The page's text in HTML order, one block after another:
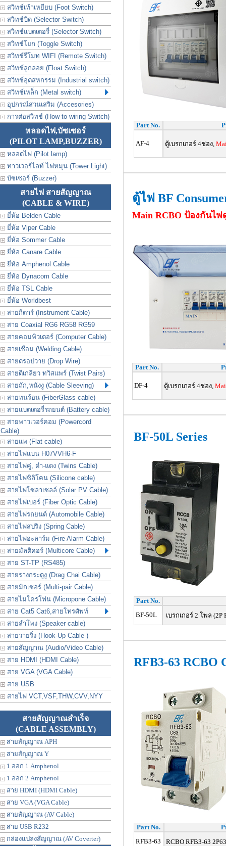
สวิทช์เท้าเหยียบ (Foot Switch)
สวิทช์บิด (Selector Switch)
สวิทช์แบตเตอรี่ (Selector Switch)
สวิทช์โยก (Toggle Switch)
สวิทช์รีโมท WIFI (Remote Switch)
สวิทช์ลูกลอย (Float Switch)
สวิทช์อุตสหกรรม (Industrial switch)
สวิทช์เหล็ก (Metal switch)
อุปกรณ์ส่วนเสริม (Accesories)
การต่อสวิทช์ (How to wiring Switch)
หลอดไฟ,บัซเซอร์
(PILOT LAMP,BUZZER)
หลอดไฟ (Pilot lamp)
ทาวเวอร์ไลท์ ไฟหมุน (Tower Light)
บัซเซอร์ (Buzzer)
สายไฟ สายสัญญาณ
(CABLE & WIRE)
ยี่ห้อ Belden Cable
ยี่ห้อ Viper Cable
ยี่ห้อ Sommer Cable
ยี่ห้อ Canare Cable
ยี่ห้อ Amphenol Cable
ยี่ห้อ Dynacom Cable
ยี่ห้อ TSL Cable
ยี่ห้อ Worldbest
สายกีตาร์ (Instrument Cable)
สาย Coaxial RG6 RG58 RG59
สายคอมพิวเตอร์ (Computer Cable)
สายเชื่อม (Welding Cable)
สายดรอปวาย (Drop Wire)
สายตีเกลียว ทวิสแพร์ (Twist Pairs)
สายถัก,หนังงู (Cable Sleeving)
สายทนร้อน (FiberGlass cable)
สายแบตเตอรี่รถยนต์ (Battery cable)
สายพาวเวอร์คอม (Powercord
Cable)
สายแพ (Flat cable)
สายไฟแบน H07VVH6-F
สายไฟคู่, ดำ-แดง (Twins Cable)
สายไฟซิลิโคน (Silicone cable)
สายไฟโซลาเซลล์ (Solar PV Cable)
สายไฟเบอร์ (Fiber Optic Cable)
สายไฟรถยนต์ (Automobile Cable)
สายไฟสปริง (Spring Cable)
สายไฟอะลาร์ม (Fire Alarm Cable)
สายมัลติคอร์ (Multicore Cable)
สาย ST-TP (RS485)
สายรางกระดูงู (Drag Chai Cable)
สายมิกเซอร์ (Multi-pair Cable)
สายไมโครโฟน (Micropone Cable)
สาย Cat5 Cat6,สายโทรศัพท์
สายลำโพง (Speaker cable)
สายวายริ่ง (Hook-Up Cable )
สายสัญญาณ (Audio/Video Cable)
สาย HDMI (HDMI Cable)
สาย VGA (VGA Cable)
สาย USB
สายไฟ VCT,VSF,THW,CVV,NYY
สายสัญญาณสำเร็จ
(CABLE ASSEMBLY)
สายสัญญาณ APH
สายสัญญาณ Y
1 ออก 1 Amphenol
1 ออก 2 Amphenol
สาย HDMI (HDMI Cable)
สาย VGA (VGA Cable)
สายสัญญาณ (AV Cable)
สาย USB R232
กล่องแปลงสัญญาณ (AV Coverter)
Part No.
AF-4 ตู้เบรกเกอร์ 4ช่อง,
ตู้ไฟ BF
Main RCBO ป้องกันไฟ
Part No.
DF-4 ตู้เบรกเกอร์ 4ช่อง,
BF-50L Series
Part No.
BF-50L
เบรกเกอร์ 2 โพล (2P
RFB3-63
Part No.
RFB3-63
RCBO RFB3-63